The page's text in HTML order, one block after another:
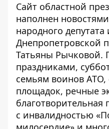
Сайт областной
наполнен
народного депутата
Днепропетровской
Татьяны Рычковой.
праздниками,
семьям воинов
площадок, речные
с инвалидностью